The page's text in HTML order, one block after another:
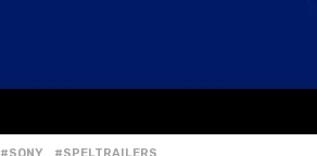
,#SONY ,#SPELTRAILERS